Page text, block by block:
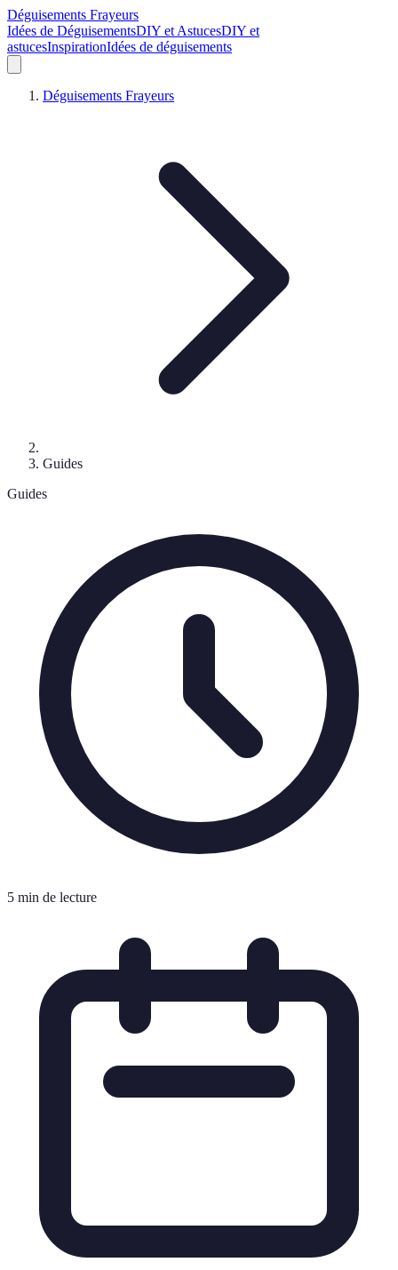
Déguisements Frayeurs
Idées de DéguisementsDIY et AstucesDIY et
astucesInspirationIdées de déguisements
Déguisements Frayeurs
Guides
Guides
5 min de lecture